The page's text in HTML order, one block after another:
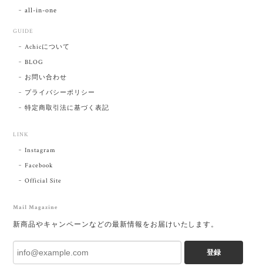
all-in-one
GUIDE
Achicについて
BLOG
お問い合わせ
プライバシーポリシー
特定商取引法に基づく表記
LINK
Instagram
Facebook
Official Site
Mail Magazine
新商品やキャンペーンなどの最新情報をお届けいたします。
登録